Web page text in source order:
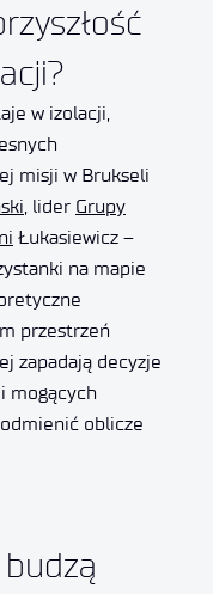
w izolacji,
misji w Brukseli
, lider Grupy
Łukasiewicz –
na mapie
przestrzeń
zapadają decyzje
mogących
oblicze